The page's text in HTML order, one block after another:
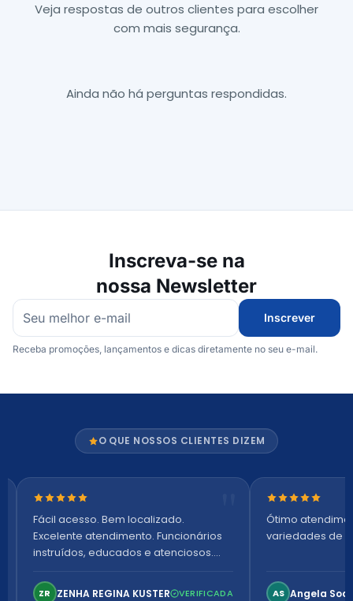
Veja respostas de outros clientes para escolher
com mais segurança.
Ainda não há perguntas respondidas.
Inscreva-se na
nossa Newsletter
Inscrever
Receba promoções, lançamentos e dicas diretamente no seu e-mail.
O QUE NOSSOS CLIENTES DIZEM
Nota 5 de 5 estrelas
Fácil acesso. Bem localizado.
Excelente atendimento. Funcionários
instruídos, educados e atenciosos.
confortável. Perfeito!
ZR ZENHA REGINA KUSTER VERIFICADA
Nota 5 de 5
Ótimo
variedades de
AS Angela